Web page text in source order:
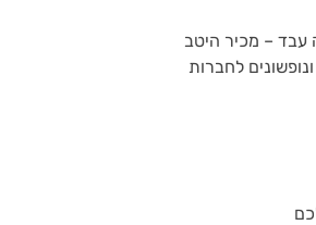
עבד – מכיר היטב
לחברות